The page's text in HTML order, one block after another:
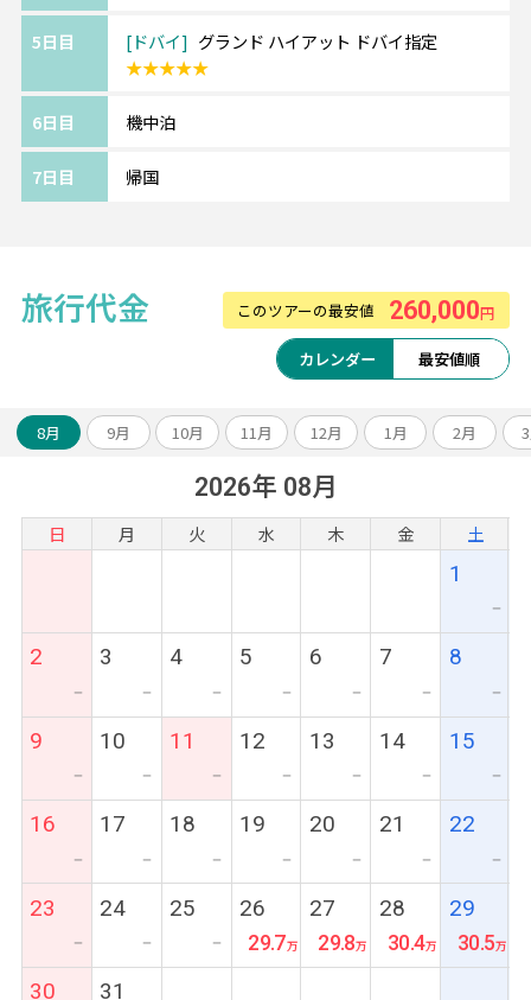
ください。
※航空会社の事情により予告なく変更となる
5日目 ドバイ
グランド ハイアット ドバイ指定
★★★★★
6日目 機中泊
7日目 帰国
旅行代金 このツアーの最安値 260,000円
カレンダー 最安値順
8月 9月 10月 11月 12月 1月 2月
2026年 08月
日 月 火 水 木 金 土
1
ー
2
ー
3
ー
4
ー
5
ー
6
ー
7
ー
8
ー
9
ー
10
ー
11
ー
12
ー
13
ー
14
ー
15
ー
16
ー
17
ー
18
ー
19
ー
20
ー
21
ー
22
ー
23
ー
24
ー
25
ー
26
29.7
27
29.8
28
30.4
29
30.5
30 31